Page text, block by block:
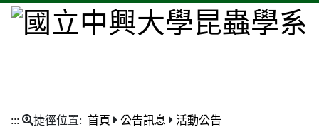
::: 捷徑位置: 首頁 公告訊息 活動公告